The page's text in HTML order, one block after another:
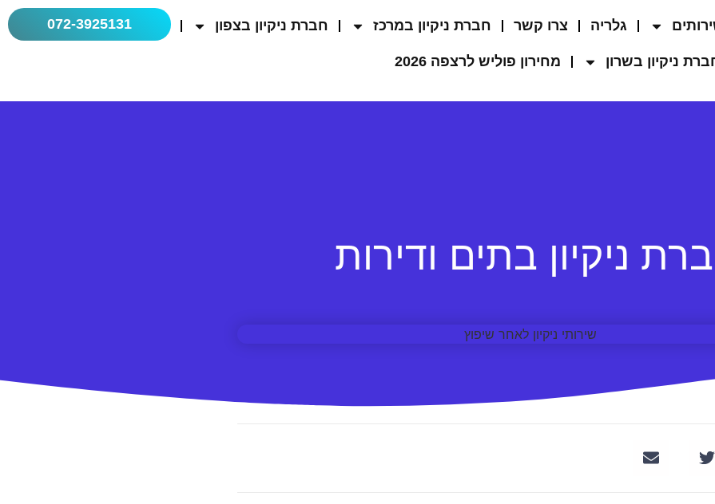
גלריה צרו קשר חברת ניקיון במרכז חברת ניקיון בצפון
ניקיון בשרון מחירון פוליש לרצפה 2026
072-3925131
ניקיון בתים ודירות